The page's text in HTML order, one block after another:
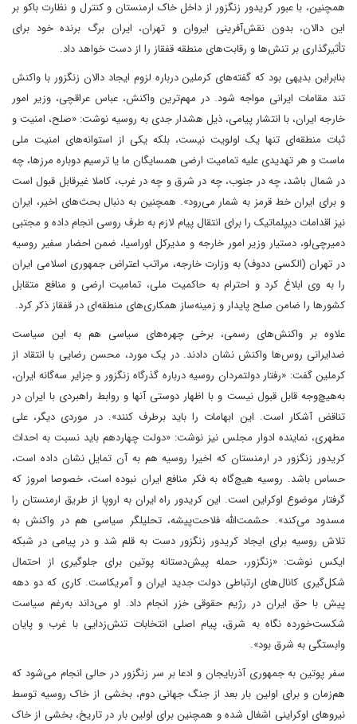
همچنین، با عبور کریدور زنگزور از داخل خاک ارمنستان و کنترل و نظارت باکو بر
این دالان، بدون نقش‌آفرینی ایروان و تهران، ایران برگ برنده خود برای
تأثیرگذاری بر تنش‌ها و رقابت‌های منطقه قفقاز را از دست خواهد داد.
بنابراین بدیهی بود که گفته‌های کرملین درباره لزوم ایجاد دالان زنگزور با واکنش
تند مقامات ایرانی مواجه شود. در مهم‌ترین واکنش، عباس عراقچی، وزیر امور
خارجه ایران، با انتشار پیامی، ذیل هشدار جدی به روسیه نوشت: «صلح، امنیت و
ثبات منطقه‌ای تنها یک اولویت نیست، بلکه یکی از استوانه‌های امنیت ملی
ماست و هر تهدیدی علیه تمامیت ارضی همسایگان ما‌ یا ترسیم دوباره مرزها، چه
در شمال باشد، چه در جنوب، چه در شرق و چه در غرب، کاملا غیرقابل‌ قبول است
و برای ایران خط قرمز به شمار می‌رود». همچنین به دنبال بحث‌های اخیر، ایران
نیز اقدامات دیپلماتیک را برای انتقال پیام لازم به طرف روسی انجام داده و مجتبی
دمیرچی‌لو، دستیار وزیر امور خارجه و مدیرکل اوراسیا، ضمن احضار سفیر روسیه
در تهران (الکسی ددوف) به وزارت خارجه، مراتب اعتراض جمهوری اسلامی ایران
را به وی ابلاغ کرد و احترام به حاکمیت ملی، تمامیت ارضی و منافع متقابل
کشورها را‌ ضامن صلح پایدار و زمینه‌ساز همکاری‌های منطقه‌ای در قفقاز ذکر کرد.
علاوه بر واکنش‌های رسمی، برخی چهره‌های سیاسی هم به این سیاست
ضدایرانی روس‌ها واکنش نشان دادند. در یک مورد، محسن رضایی با انتقاد از
کرملین گفت: «رفتار دولتمردان روسیه درباره گذرگاه زنگزور و جزایر سه‌گانه ایران،
به‌هیچ‌‌وجه قابل‌ قبول نیست و با اظهار دوستی آنها و روابط راهبردی با ایران در
تناقض آشکار است. این ابهامات را باید برطرف کنند». در موردی دیگر، علی
مطهری، نماینده ادوار مجلس نیز نوشت:‌ «دولت چهاردهم باید نسبت به احداث
کریدور زنگزور در ارمنستان که اخیرا روسیه هم به آن تمایل نشان داده است،
حساس باشد. روسیه هیچ‌گاه به فکر منافع ایران نبوده است، خصوصا امروز که
گرفتار موضوع اوکراین است. این کریدور راه ایران به اروپا از طریق ارمنستان را
مسدود می‌کند». حشمت‌الله فلاحت‌پیشه، تحلیلگر سیاسی هم در واکنش به
تلاش روسیه برای ایجاد کریدور زنگزور دست به قلم شد و در پیامی در شبکه
ایکس ‌نوشت: «زنگزور، حمله پیش‌دستانه پوتین برای جلوگیری از احتمال
شکل‌گیری کانال‌های ارتباطی دولت جدید ایران و آمریکا‌ست. کاری که دو دهه
پیش با حق ایران در رژیم حقوقی خزر انجام داد. او می‌داند به‌رغم سیاست
شکست‌خورده نگاه به شرق، پیام اصلی انتخابات تنش‌زدایی با غرب و پایان
وابستگی به شرق بود».
سفر پوتین به جمهوری آذربایجان و ادعا بر سر زنگزور در حالی انجام می‌شود که
هم‌زمان و برای اولین بار بعد از جنگ جهانی دوم، بخشی از خاک روسیه توسط
نیروهای اوکراینی اشغال شده و همچنین برای اولین بار در تاریخ، بخشی از خاک